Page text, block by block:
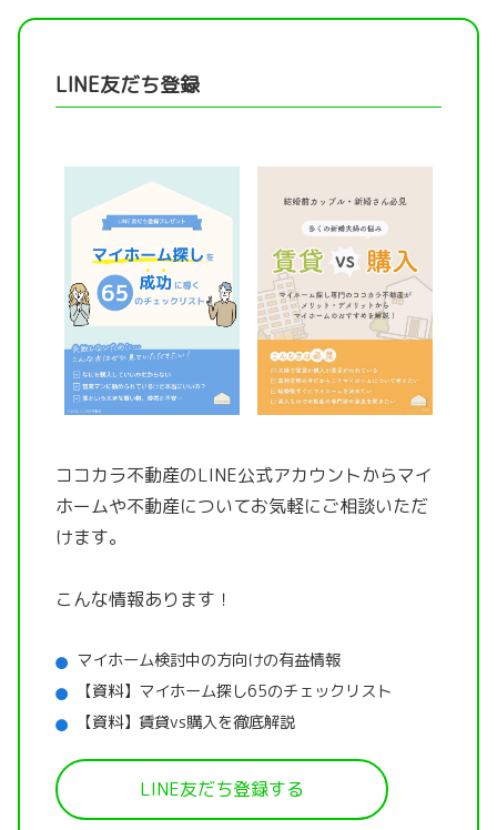
LINE友だち登録
ココカラ不動産のLINE公式アカウントからマイ
ホームや不動産についてお気軽にご相談いただ
けます。
こんな情報あります！
マイホーム検討中の方向けの有益情報
【資料】マイホーム探し65のチェックリスト
【資料】賃貸vs購入を徹底解説
LINE友だち登録する